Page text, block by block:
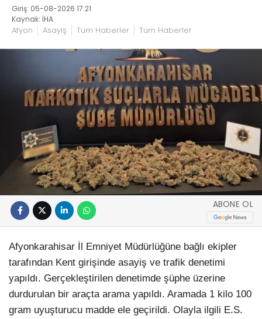
Giriş: 05-08-2026 17:21
Kaynak: İHA
Afyon Asayiş Tüm Haberler Tüm Haberler
ABONE OL
Afyonkarahisar İl Emniyet Müdürlüğüne bağlı ekipler
tarafından Kent girişinde asayiş ve trafik denetimi
yapıldı. Gerçekleştirilen denetimde şüphe üzerine
durdurulan bir araçta arama yapıldı. Aramada 1 kilo 100
gram uyuşturucu madde ele geçirildi. Olayla ilgili E.S.